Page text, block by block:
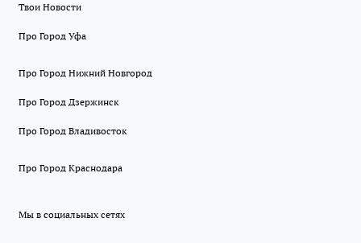
Твои Новости
Про Город Уфа
Про Город Нижний Новгород
Про Город Дзержинск
Про Город Владивосток
Про Город Краснодара
Мы в социальных сетях